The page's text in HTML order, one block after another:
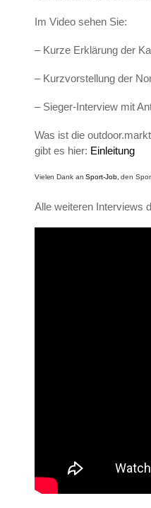
Im Video sehen Sie:
– Kurze Erklärung der
– Kurzvorstellung der
– Sieger-Interview mit
Was ist die
gibt es hier: Einleitung
Vielen Dank anSport-Job, den
Alle weiteren Interviews